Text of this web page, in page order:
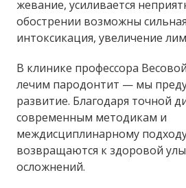
жевание, усиливается
обострении возможны
интоксикация, увеличение
В клинике профессора
лечим пародонтит — мы
развитие. Благодаря точной
современным методикам и
междисциплинарному
возвращаются к здоровой
осложнений.